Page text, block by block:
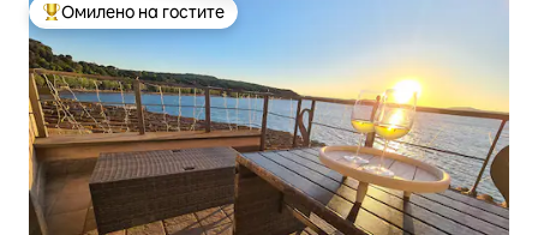
Меѓу најуспешните „Омилени на гостите“
Омилено на гостите